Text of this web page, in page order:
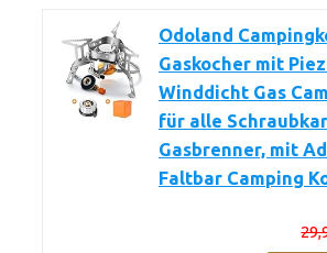
Odoland
Gaskocher mit
Winddicht Gas
für alle
Gasbrenner, mit
Faltbar Camping